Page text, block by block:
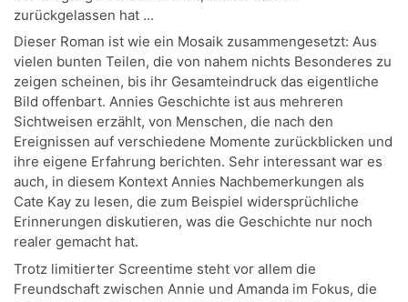
zurückgelassen hat ...
Dieser Roman ist wie ein Mosaik zusammengesetzt: Aus
vielen bunten Teilen, die von nahem nichts Besonderes zu
zeigen scheinen, bis ihr Gesamteindruck das eigentliche
Bild offenbart. Annies Geschichte ist aus mehreren
Sichtweisen erzählt, von Menschen, die nach den
Ereignissen auf verschiedene Momente zurückblicken und
ihre eigene Erfahrung berichten. Sehr interessant war es
auch, in diesem Kontext Annies Nachbemerkungen als
Cate Kay zu lesen, die zum Beispiel widersprüchliche
Erinnerungen diskutieren, was die Geschichte nur noch
realer gemacht hat.
Trotz limitierter Screentime steht vor allem die
Freundschaft zwischen Annie und Amanda im Fokus, die